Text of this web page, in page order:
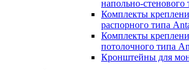
напольно-стенового
Комплекты
распорного типа
Комплекты
потолочного типа
Кронштейны для